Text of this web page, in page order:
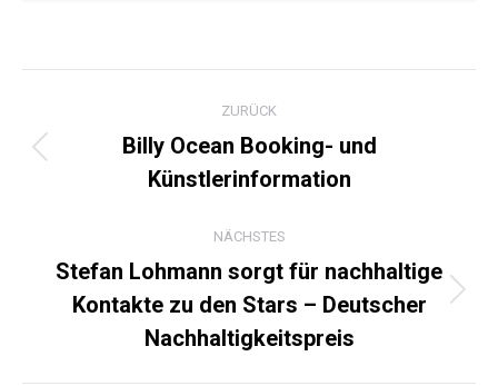
ZURÜCK
Vorheriger
Beitrag:
Billy Ocean Booking- und
Künstlerinformation
NÄCHSTES
Nächster
Beitrag:
Stefan Lohmann sorgt für nachhaltige
Kontakte zu den Stars – Deutscher
Nachhaltigkeitspreis